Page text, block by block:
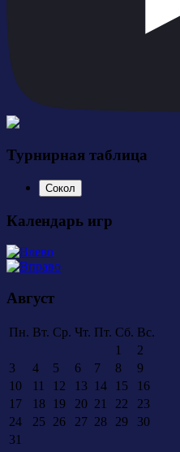
Турнирная таблица
Сокол
Календарь игр
Август
Пн. Вт. Ср. Чт. Пт. Сб. Вс.
1
2
3
4 5 6 7 8
9
10
11 12 13 14 15
16
17
18 19 20 21 22
23
24
25 26 27 28 29
30
31